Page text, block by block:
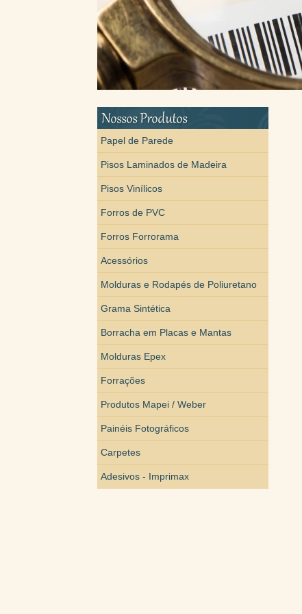
Papel de Parede
Pisos Laminados de Madeira
Pisos Vinílicos
Forros de PVC
Forros Forrorama
Acessórios
Molduras e Rodapés de Poliuretano
Grama Sintética
Borracha em Placas e Mantas
Molduras Epex
Forrações
Produtos Mapei / Weber
Painéis Fotográficos
Carpetes
Adesivos - Imprimax